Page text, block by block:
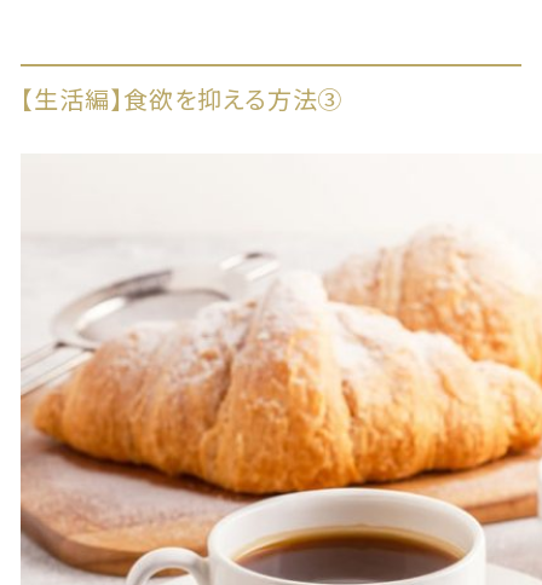
【生活編】食欲を抑える方法③